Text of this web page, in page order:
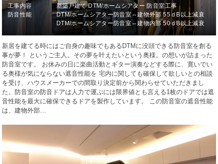
工事内容
新築戸建て DTM/ホームシアター 防音室工事
防音性能
DTM/ホームシアター防音室⇔建物外部 55ｄB以上減衰
DTM/ホームシアター防音室⇔建物内部 50ｄB以上減衰
新居を建てる時にはご自身の趣味でもあるDTMに没頭できる防音室を創る
事が夢！ というご主人。その夢を叶えたいという奥様。の想いが詰まった
防音室です。 お休みの日に楽曲活動とギター演奏などする際に、寛いでい
る奥様が気にならない遮音性能を 宅内に関しても確保して欲しいとの相談
を受け、ハウスメーカーでの間取り決定前から関わらせていただきまし
た。防音室の防音ドアは人力で運ぶには限界値とも言える1枚のドアでは遮
音性能を最大に確保できるドアを製作しています。 この防音室の遮音性能
は、建物外部…